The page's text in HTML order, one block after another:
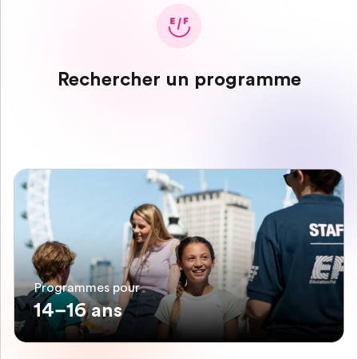
Rechercher un programme
Programmes pour
14–16 ans